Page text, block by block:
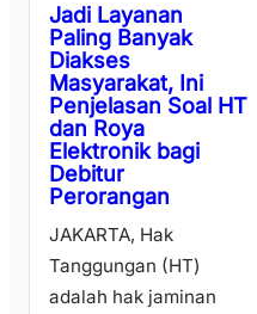
Jadi Layanan
Paling Banyak
Diakses
Masyarakat, Ini
Penjelasan Soal HT
dan Roya
Elektronik bagi
Debitur
Perorangan
JAKARTA, Hak
Tanggungan (HT)
adalah hak jaminan